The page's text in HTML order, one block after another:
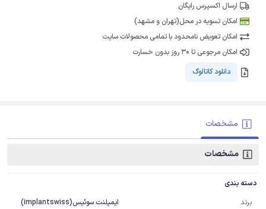
ارسال اکسپرس رایگان
امکان تسویه در محل(تهران و مشهد)
امکان تعویض نامحدود با تمامی محصولات سایت
امکان مرجوعی تا 30 روز بدون خسارت
دانلود کاتالوگ
مشخصات
مشخصات
دسته بندی
برند
ایمپلنت سوئیس(implantswiss)